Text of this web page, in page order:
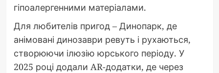
гіпоалергенними матеріалами.
Для любителів пригод – Динопарк, де
анімовані динозаври ревуть і рухаються,
створюючи ілюзію юрського періоду. У
2025 році додали AR-додатки, де через